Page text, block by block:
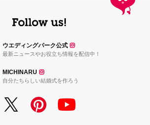
ウエディングパーク公式
最新ニュースやお役立ち情報を配信中！
MICHINARU
自分たちらしい結婚式を作ろう